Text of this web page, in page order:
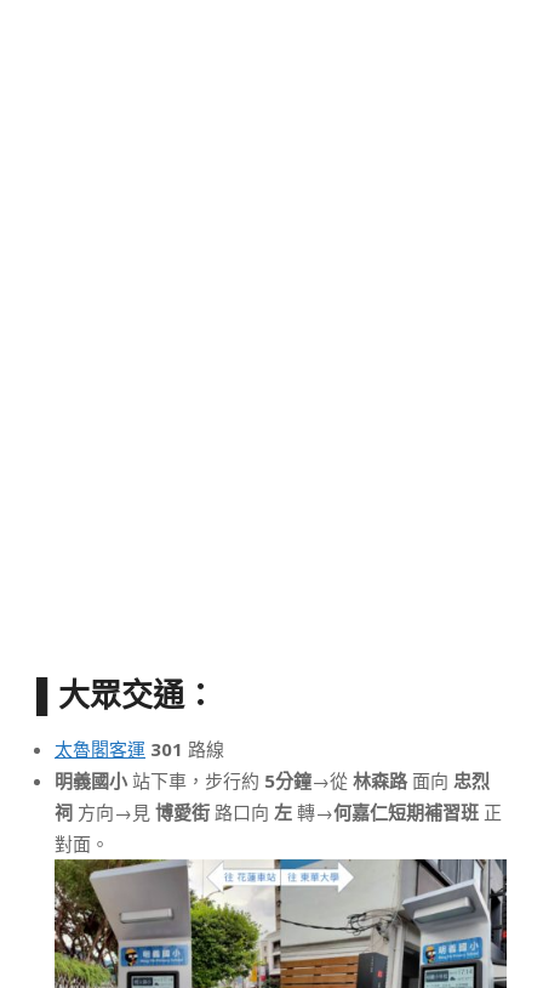
▌大眾交通：
太魯閣客運 301 路線
明義國小 站下車，步行約 5分鐘→從 林森路面向 忠烈
祠 方向→見 博愛街 路口向 左 轉→何嘉仁短期補習班 正
對面。